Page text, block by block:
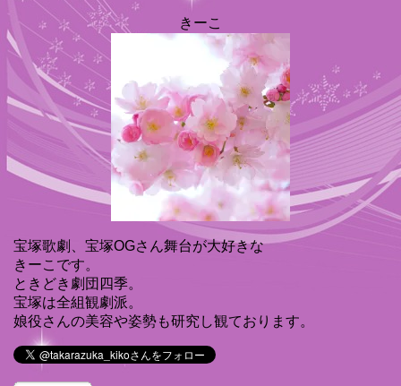
きーこ
宝塚歌劇、宝塚OGさん舞台が大好きな
きーこです。
ときどき劇団四季。
宝塚は全組観劇派。
娘役さんの美容や姿勢も研究し観ております。